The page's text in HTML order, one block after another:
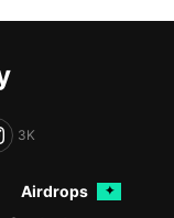
3K
Airdrops ✦